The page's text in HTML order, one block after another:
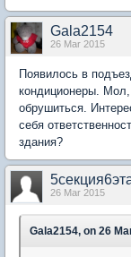
Gala2154
26 Mar 2015
Появилось в
кондиционеры.
обрушиться.
себя
здания?
26 Mar 2015
Gala2154, on 26